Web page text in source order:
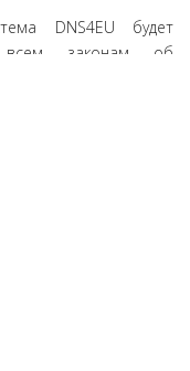
DNS4EU будет
всем законам об